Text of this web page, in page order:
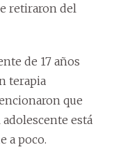
retiraron del
de 17 años
terapia
que
está
a poco.